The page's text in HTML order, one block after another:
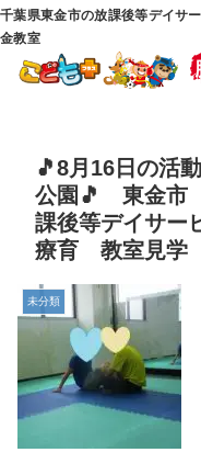
千葉県東金市の放課後等デイサ
金教室
🎵8月16日の活
公園🎵 東金
課後等デイサ
療育 教室見学
未分類